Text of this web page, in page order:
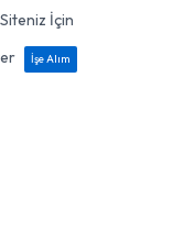
İçin
İşe Alım